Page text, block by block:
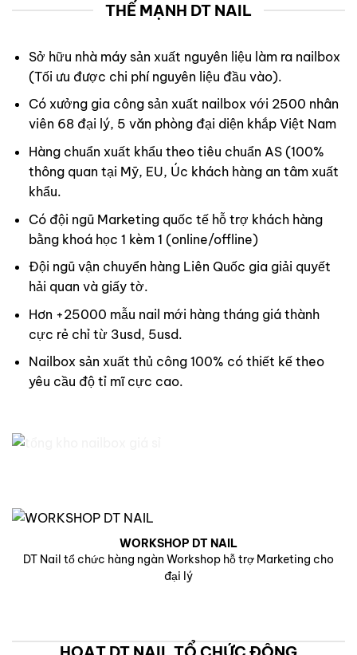
THẾ MẠNH DT NAIL
Sở hữu nhà máy sản xuất nguyên liệu làm ra nailbox
(Tối ưu được chi phí nguyên liệu đầu vào).
Có xưởng gia công sản xuất nailbox với 2500 nhân
viên 68 đại lý, 5 văn phòng đại diện khắp Việt Nam
Hàng chuẩn xuất khẩu theo tiêu chuẩn AS (100%
thông quan tại Mỹ, EU, Úc khách hàng an tâm xuất
khẩu.
Có đội ngũ Marketing quốc tế hỗ trợ khách hàng
bằng khoá học 1 kèm 1 (online/offline)
Đội ngũ vận chuyển hàng Liên Quốc gia giải quyết
hải quan và giấy tờ.
Hơn +25000 mẫu nail mới hàng tháng giá thành
cực rẻ chỉ từ 3usd, 5usd.
Nailbox sản xuất thủ công 100% có thiết kế theo
yêu cầu độ tỉ mĩ cực cao.
WORKSHOP DT NAIL
DT Nail tổ chức hàng ngàn Workshop hỗ trợ Marketing cho
đại lý